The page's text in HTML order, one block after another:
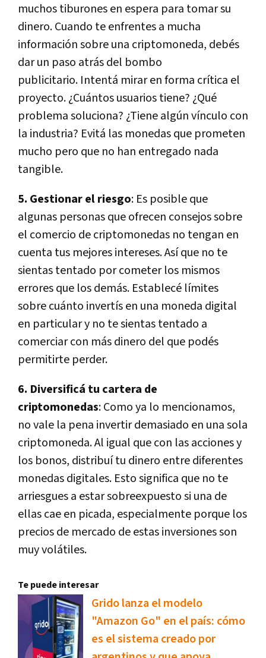
muchos tiburones en espera para tomar su
dinero. Cuando te enfrentes a mucha
información sobre una criptomoneda, debés
dar un paso atrás del bombo
publicitario. Intentá mirar en forma crítica el
proyecto. ¿Cuántos usuarios tiene? ¿Qué
problema soluciona? ¿Tiene algún vínculo con
la industria? Evitá las monedas que prometen
mucho pero que no han entregado nada
tangible.
5. Gestionar el riesgo: Es posible que
algunas personas que ofrecen consejos sobre
el comercio de criptomonedas no tengan en
cuenta tus mejores intereses. Así que no te
sientas tentado por cometer los mismos
errores que los demás. Establecé límites
sobre cuánto invertís en una moneda digital
en particular y no te sientas tentado a
comerciar con más dinero del que podés
permitirte perder.
6. Diversificá tu cartera de
criptomonedas: Como ya lo mencionamos,
no vale la pena invertir demasiado en una sola
criptomoneda. Al igual que con las acciones y
los bonos, distribuí tu dinero entre diferentes
monedas digitales. Esto significa que no te
arriesgues a estar sobreexpuesto si una de
ellas cae en picada, especialmente porque los
precios de mercado de estas inversiones son
muy volátiles.
Te puede interesar
Grido lanza el modelo
"Amazon Go" en el país: cómo
es el sistema creado por